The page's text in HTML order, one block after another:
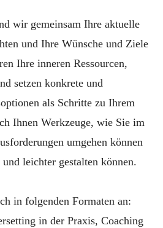
wir gemeinsam Ihre aktuelle
und Ihre Wünsche und Ziele
Ihre inneren Ressourcen,
setzen konkrete und
als Schritte zu Ihrem
Ihnen Werkzeuge, wie Sie im
umgehen können
leichter gestalten können.
in folgenden Formaten an:
in der Praxis, Coaching